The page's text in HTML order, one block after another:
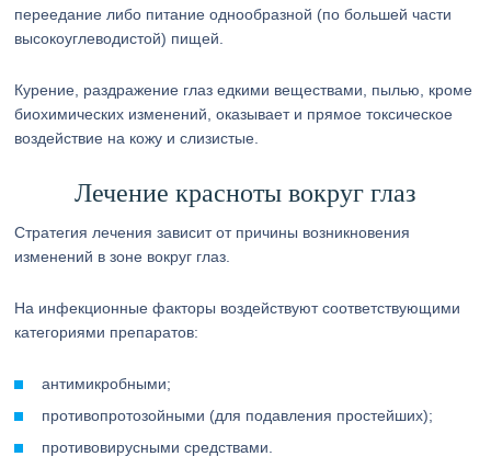
переедание либо питание однообразной (по большей части
высокоуглеводистой) пищей.
Курение, раздражение глаз едкими веществами, пылью, кроме
биохимических изменений, оказывает и прямое токсическое
воздействие на кожу и слизистые.
Лечение красноты вокруг глаз
Стратегия лечения зависит от причины возникновения
изменений в зоне вокруг глаз.
На инфекционные факторы воздействуют соответствующими
категориями препаратов:
антимикробными;
противопротозойными (для подавления простейших);
противовирусными средствами.